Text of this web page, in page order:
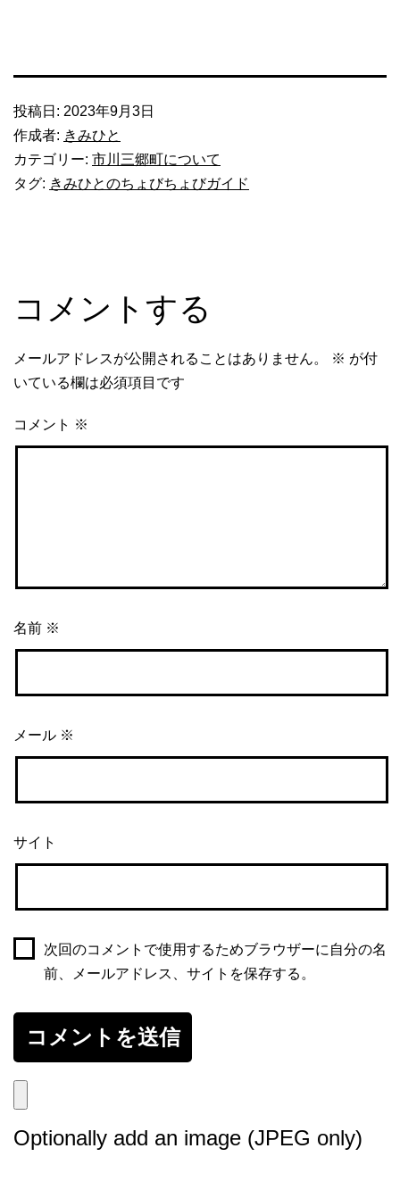
投稿日: 2023年9月3日
作成者: きみひと
カテゴリー: 市川三郷町について
タグ: きみひとのちょびちょびガイド
コメントする
メールアドレスが公開されることはありません。 ※ が付
いている欄は必須項目です
コメント ※
名前 ※
メール ※
サイト
次回のコメントで使用するためブラウザーに自分の名
前、メールアドレス、サイトを保存する。
Optionally add an image (JPEG only)